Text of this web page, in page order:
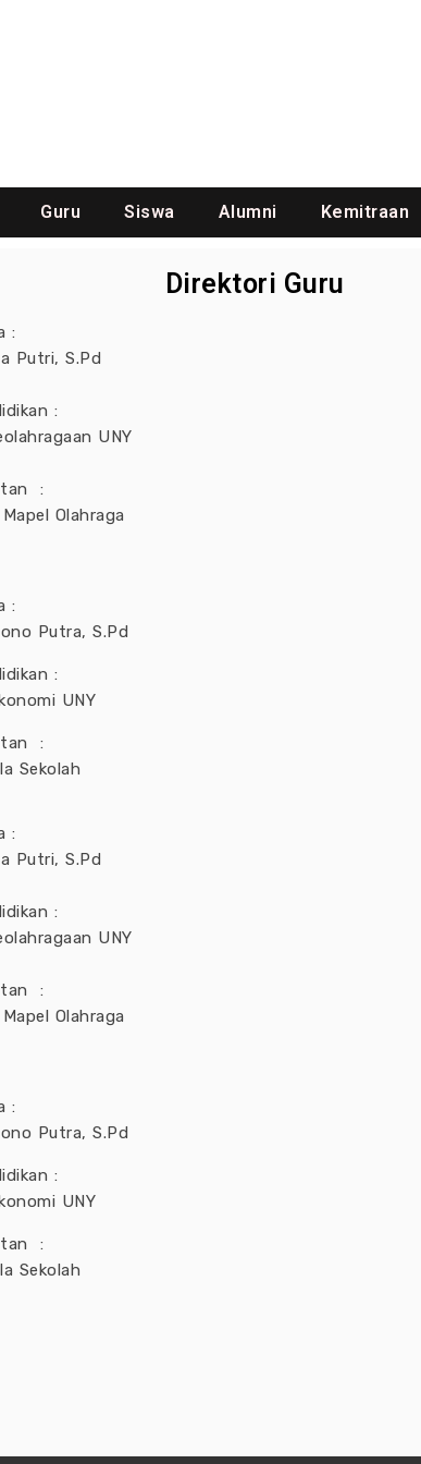
Guru Siswa Alumni Kemitraan
Direktori Guru
:
Putri, S.Pd
:
UNY
:
Olahraga
:
Putra, S.Pd
:
UNY
:
Sekolah
:
Putri, S.Pd
:
UNY
:
Olahraga
:
Putra, S.Pd
:
UNY
:
Sekolah